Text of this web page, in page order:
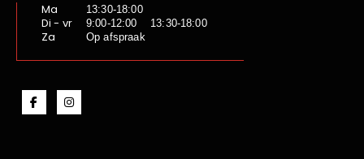
Ma
13:30-18:00
Di - vr 9:00-12:00 13:30-18:00
Za Op afspraak